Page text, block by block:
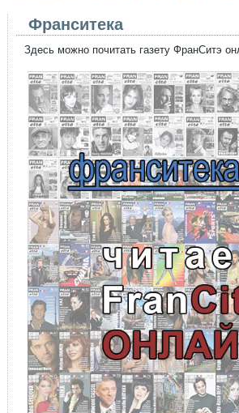
Франситека
Здесь можно почитать газету ФранСитэ